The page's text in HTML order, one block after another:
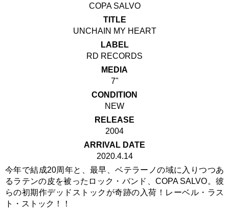
COPA SALVO
TITLE
UNCHAIN MY HEART
LABEL
RD RECORDS
MEDIA
7"
CONDITION
NEW
RELEASE
2004
ARRIVAL DATE
2020.4.14
今年で結成20周年と、最早、ベテラーノの域に入りつつあ
るラテンの皮を被ったロック・バンド、COPA SALVO。彼
らの初期作デッドストックが奇跡の入荷！レーベル・ラス
ト・ストック！！